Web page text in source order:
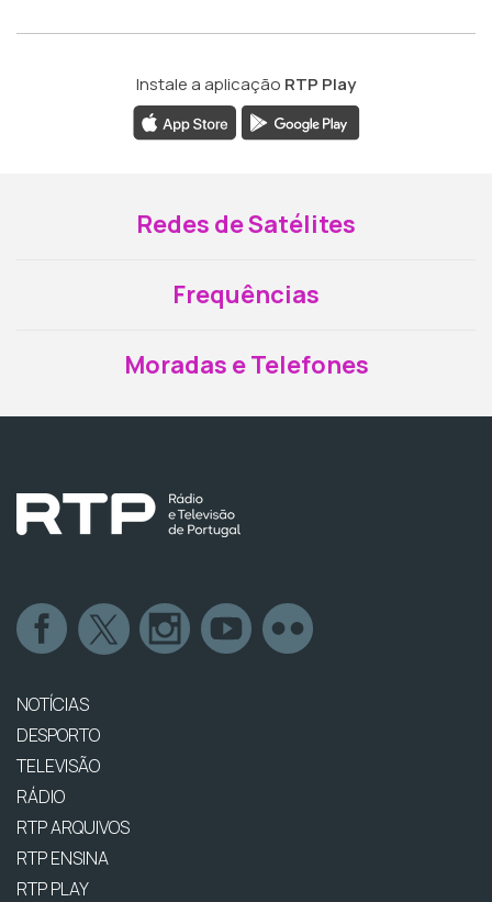
Instale a aplicação RTP Play
Redes de Satélites
Frequências
Moradas e Telefones
NOTÍCIAS
DESPORTO
TELEVISÃO
RÁDIO
RTP ARQUIVOS
RTP ENSINA
RTP PLAY